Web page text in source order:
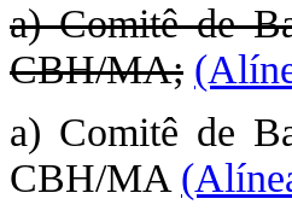
a) Comitê de
CBH/MA;
a) Comitê de
CBH/MA